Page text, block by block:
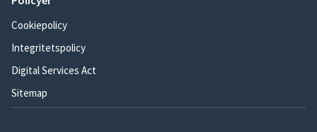
Cookiepolicy
Integritetspolicy
Digital Services Act
Sitemap